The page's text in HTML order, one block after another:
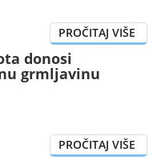
donosi
grmljavinu